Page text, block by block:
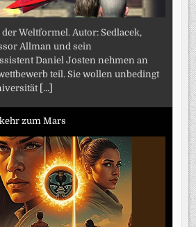
Weltformel. Autor: Sedlacek,
Allman und sein
Daniel Josten nehmen an
teil. Sie wollen unbedingt
[...]
zum Mars